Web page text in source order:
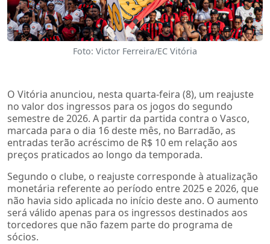
Foto: Victor Ferreira/EC Vitória
O Vitória anunciou, nesta quarta-feira (8), um reajuste
no valor dos ingressos para os jogos do segundo
semestre de 2026. A partir da partida contra o Vasco,
marcada para o dia 16 deste mês, no Barradão, as
entradas terão acréscimo de R$ 10 em relação aos
preços praticados ao longo da temporada.
Segundo o clube, o reajuste corresponde à atualização
monetária referente ao período entre 2025 e 2026, que
não havia sido aplicada no início deste ano. O aumento
será válido apenas para os ingressos destinados aos
torcedores que não fazem parte do programa de
sócios.